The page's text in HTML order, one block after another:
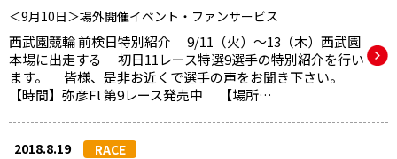
＜9月10日＞場外開催イベント・ファンサービス
西武園競輪 前検日特別紹介 9/11（火）～13（木）西武園
本場に出走する 初日11レース特選9選手の特別紹介を行い
ます。 皆様、是非お近くで選手の声をお聞き下さい。
【時間】弥彦Fl 第9レース発売中 【場所…
2018.8.19
RACE